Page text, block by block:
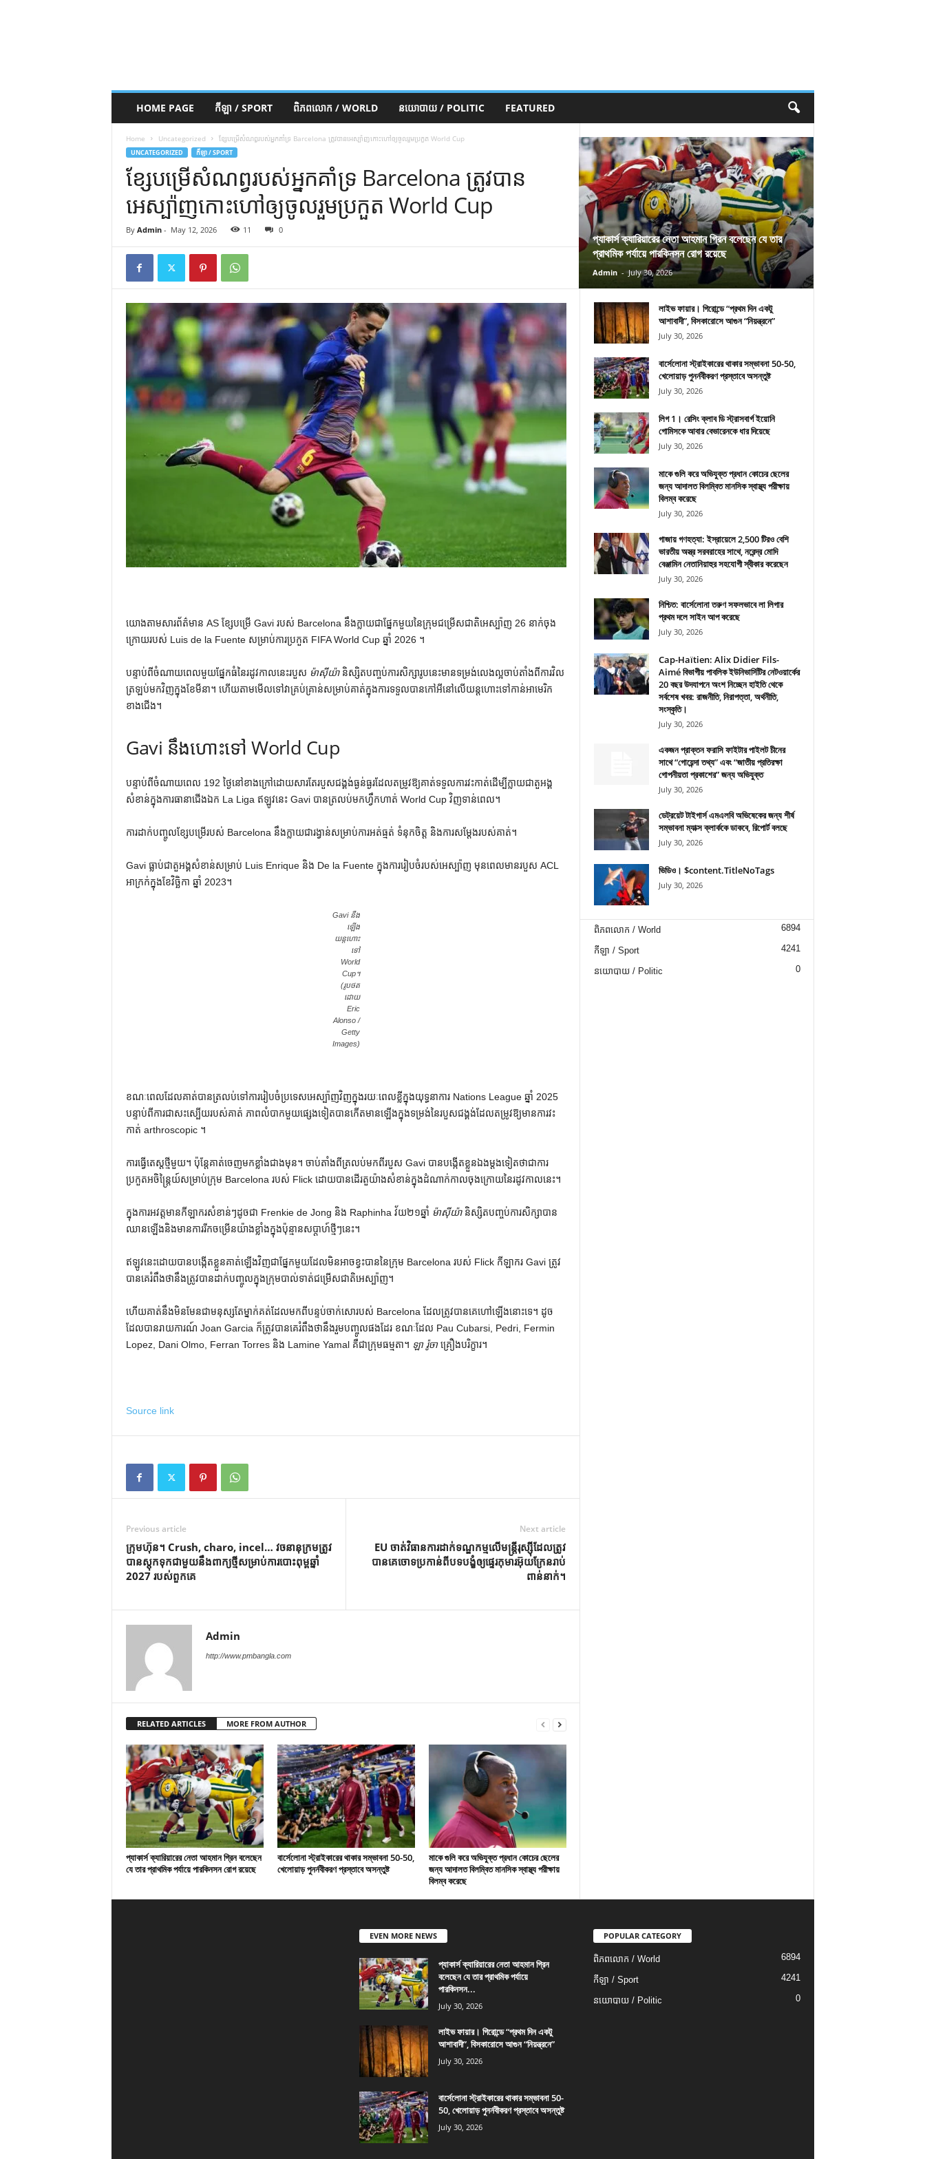
HOME PAGE កីឡា / SPORT ពិភពលោក / WORLD នយោបាយ / POLITIC FEATURED
Home Uncategorized ខ្សែ​បម្រើ​សំណព្វ​របស់​អ្នក​គាំទ្រ Barcelona ត្រូវ​បាន​អេស្ប៉ាញ​កោះ​ហៅ​ឲ្យ​ចូល​រួម​ប្រកួត World Cup
UNCATEGORIZED កីឡា / SPORT
ខ្សែ​បម្រើ​សំណព្វ​របស់​អ្នក​គាំទ្រ Barcelona ត្រូវ​បាន​
អេស្ប៉ាញ​កោះ​ហៅ​ឲ្យ​ចូល​រួម​ប្រកួត World Cup
By Admin- May 12, 2026 11 0
យោងតាមសារព័ត៌មាន AS ខ្សែបម្រើ Gavi របស់ Barcelona នឹងក្លាយជាផ្នែកមួយនៃក្រុមជម្រើសជាតិអេស្ប៉ាញ 26 នាក់ចុង
ក្រោយរបស់ Luis de la Fuente សម្រាប់ការប្រកួត FIFA World Cup ឆ្នាំ 2026 ។
បន្ទាប់ពីចំណាយពេលមួយផ្នែកធំនៃរដូវកាលនេះរបួស ម៉ាស៊ីយ៉ានិស្សិត​បញ្ចប់​ការ​សិក្សា​រូប​នេះ​មាន​ទម្រង់​លេង​ល្អ​ចាប់​តាំង​ពី​ការ​វិល​
ត្រឡប់​មក​វិញ​ក្នុង​ខែ​មីនា។ ហើយតាមមើលទៅវាគ្រប់គ្រាន់សម្រាប់គាត់ក្នុងការទទួលបានកៅអីនៅលើយន្តហោះទៅកាន់អាមេរិក
ខាងជើង។
Gavi នឹងហោះទៅ World Cup
បន្ទាប់ពីចំណាយពេល 192 ថ្ងៃនៅខាងក្រៅដោយសារតែរបួសជង្គង់ធ្ងន់ធ្ងរដែលតម្រូវឱ្យគាត់ទទួលការវះកាត់ដើម្បីក្លាយជាតួអង្គ
សំខាន់ក្នុងការធានាជើងឯក La Liga ឥឡូវនេះ Gavi បានត្រលប់មកហ្វឹកហាត់ World Cup វិញទាន់ពេល។
ការដាក់បញ្ចូលខ្សែបម្រើរបស់ Barcelona នឹងក្លាយជារង្វាន់សម្រាប់ការអត់ធ្មត់ ទំនុកចិត្ត និងការសម្តែងរបស់គាត់។
Gavi ធ្លាប់ជាតួអង្គសំខាន់សម្រាប់ Luis Enrique និង De la Fuente ក្នុងការរៀបចំរបស់អេស្ប៉ាញ មុនពេលមានរបួស ACL
អាក្រក់ក្នុងខែវិច្ឆិកា ឆ្នាំ 2023។
Gavi នឹង​
ឡើង​
យន្តហោះ​
ទៅ
World
Cup។
(រូបថត
ដោយ
Eric
Alonso /
Getty
Images)
ខណៈពេលដែលគាត់បានត្រលប់ទៅការរៀបចំប្រទេសអេស្ប៉ាញវិញក្នុងរយៈពេលខ្លីក្នុងយុទ្ធនាការ Nations League ឆ្នាំ 2025
បន្ទាប់ពីការជាសះស្បើយរបស់គាត់ ភាពលំបាកមួយផ្សេងទៀតបានកើតមានឡើងក្នុងទម្រង់នៃរបួសជង្គង់ដែលតម្រូវឱ្យមានការវះ
កាត់ arthroscopic ។
ការធ្វើតេស្តថ្មីមួយ។ ប៉ុន្តែ​គាត់​ចេញ​មក​ខ្លាំង​ជាង​មុន។ ចាប់តាំងពីត្រលប់មកពីរបួស Gavi បានបង្កើតខ្លួនឯងម្តងទៀតថាជាការ
ប្រកួតអចិន្ត្រៃយ៍សម្រាប់ក្រុម Barcelona របស់ Flick ដោយបានដើរតួយ៉ាងសំខាន់ក្នុងដំណាក់កាលចុងក្រោយនៃរដូវកាលនេះ។
ក្នុង​ការ​អវត្តមាន​កីឡាករ​សំខាន់​ៗ​ដូច​ជា Frenkie de Jong និង Raphinha វ័យ​២១​ឆ្នាំ ម៉ាស៊ីយ៉ានិស្សិត​បញ្ចប់​ការ​សិក្សា​បាន​
ឈាន​ឡើង​និង​មាន​ការ​រីក​ចម្រើន​យ៉ាង​ខ្លាំង​ក្នុង​ប៉ុន្មាន​សប្តាហ៍​ថ្មីៗ​នេះ។
ឥឡូវនេះដោយបានបង្កើតខ្លួនគាត់ឡើងវិញជាផ្នែកមួយដែលមិនអាចខ្វះបាននៃក្រុម Barcelona របស់ Flick កីឡាករ Gavi ត្រូវ
បានគេរំពឹងថានឹងត្រូវបានដាក់បញ្ចូលក្នុងក្រុមបាល់ទាត់ជម្រើសជាតិអេស្ប៉ាញ។
ហើយ​គាត់​នឹង​មិន​មែន​ជា​មនុស្ស​តែ​ម្នាក់​គត់​ដែល​មក​ពី​បន្ទប់​ចាក់សោ​របស់ Barcelona ដែល​ត្រូវ​បាន​គេ​ហៅ​ឡើង​នោះ​ទេ។ ដូច
ដែលបានរាយការណ៍ Joan Garcia ក៏ត្រូវបានគេរំពឹងថានឹងរួមបញ្ចូលផងដែរ ខណៈដែល Pau Cubarsi, Pedri, Fermin
Lopez, Dani Olmo, Ferran Torres និង Lamine Yamal គឺជាក្រុមធម្មតា។ ឡា រ៉ូចាគ្រឿងបរិក្ខារ។
Source link
Previous article
ក្រុមហ៊ុន។ Crush, charo, incel… វចនានុក្រមត្រូវ
បានស្តុកទុកជាមួយនឹងពាក្យថ្មីសម្រាប់ការបោះពុម្ពឆ្នាំ
2027 របស់ពួកគេ
Next article
EU ចាត់​វិធាន​ការ​ដាក់​ទណ្ឌកម្ម​លើ​មន្ត្រី​រុស្ស៊ី​ដែល​ត្រូវ​
បាន​គេ​ចោទ​ប្រកាន់​ពី​បទ​បង្ខំ​ឲ្យ​ផ្ទេរ​កុមារ​អ៊ុយក្រែន​រាប់​
ពាន់​នាក់។
Admin
http://www.pmbangla.com
RELATED ARTICLES MORE FROM AUTHOR
প্যাকার্স ক্যারিয়ারের নেতা আহমান গ্রিন বলেছেন
যে তার প্রাথমিক পর্যায়ে পারকিনসন রোগ রয়েছে
বার্সেলোনা স্ট্রাইকারের থাকার সম্ভাবনা 50-50,
খেলোয়াড় পুনর্নবীকরণ প্রস্তাবে অসন্তুষ্ট
মাকে গুলি করে অভিযুক্ত প্রধান কোচের ছেলের
জন্য আদালত বিলম্বিত মানসিক স্বাস্থ্য পরীক্ষায়
বিলম্ব করেছে
প্যাকার্স ক্যারিয়ারের নেতা আহমান গ্রিন বলেছেন যে তার
প্রাথমিক পর্যায়ে পারকিনসন রোগ রয়েছে
Admin - July 30, 2026
লাইভ ফায়ার। গিরোন্ডে “প্রথম দিন একটু
আশাবাদী”, বিসকারোসে আগুন “নিয়ন্ত্রনে”
July 30, 2026
বার্সেলোনা স্ট্রাইকারের থাকার সম্ভাবনা 50-50,
খেলোয়াড় পুনর্নবীকরণ প্রস্তাবে অসন্তুষ্ট
July 30, 2026
লিগ 1। রেসিং ক্লাব ডি স্ট্রাসবার্গ ইয়োনি
গোমিসকে আবার বেভারেনকে ধার দিয়েছে
July 30, 2026
মাকে গুলি করে অভিযুক্ত প্রধান কোচের ছেলের
জন্য আদালত বিলম্বিত মানসিক স্বাস্থ্য পরীক্ষায়
বিলম্ব করেছে
July 30, 2026
গাজায় গণহত্যা: ইস্রায়েলে 2,500 টিরও বেশি
ভারতীয় অস্ত্র সরবরাহের সাথে, নরেন্দ্র মোদি
বেঞ্জামিন নেতানিয়াহুর সহযোগী স্বীকার করেছেন
July 30, 2026
নিশ্চিত: বার্সেলোনা তরুণ সফলভাবে লা লিগার
প্রথম দলে সাইন আপ করেছে
July 30, 2026
Cap-Haïtien: Alix Didier Fils-
Aimé বিভাগীয় পাবলিক ইউনিভার্সিটির নেটওয়ার্কের
20 বছর উদযাপনে অংশ নিচ্ছেন হাইতি থেকে
সর্বশেষ খবর: রাজনীতি, নিরাপত্তা, অর্থনীতি,
সংস্কৃতি।
July 30, 2026
একজন প্রাক্তন ফরাসি ফাইটার পাইলট চীনের
সাথে “গোয়েন্দা তথ্য” এবং “জাতীয় প্রতিরক্ষা
গোপনীয়তা প্রকাশের” জন্য অভিযুক্ত
July 30, 2026
ডেট্রয়েট টাইগার্স এমএলবি অভিষেকের জন্য শীর্ষ
সম্ভাবনা ম্যাক্স ক্লার্ককে ডাকবে, রিপোর্ট বলছে
July 30, 2026
ভিডিও। $content.TitleNoTags
July 30, 2026
ពិភពលោក / World 6894
កីឡា / Sport 4241
នយោបាយ / Politic 0
EVEN MORE NEWS
প্যাকার্স ক্যারিয়ারের নেতা আহমান গ্রিন
বলেছেন যে তার প্রাথমিক পর্যায়ে
পারকিনসন...
July 30, 2026
লাইভ ফায়ার। গিরোন্ডে “প্রথম দিন একটু
আশাবাদী”, বিসকারোসে আগুন “নিয়ন্ত্রনে”
July 30, 2026
বার্সেলোনা স্ট্রাইকারের থাকার সম্ভাবনা 50-
50, খেলোয়াড় পুনর্নবীকরণ প্রস্তাবে অসন্তুষ্ট
July 30, 2026
POPULAR CATEGORY
ពិភពលោក / World 6894
កីឡា / Sport 4241
នយោបាយ / Politic 0